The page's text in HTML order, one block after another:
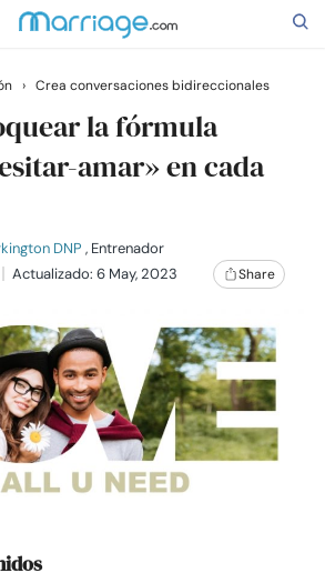
› Crea conversaciones bidireccionales
la fórmula
amar» en cada
DNP , Entrenador
Actualizado: 6 May, 2023 Share